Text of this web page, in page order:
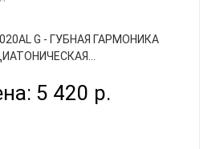
G - ГУБНАЯ ГАРМОНИКА
5 420 р.